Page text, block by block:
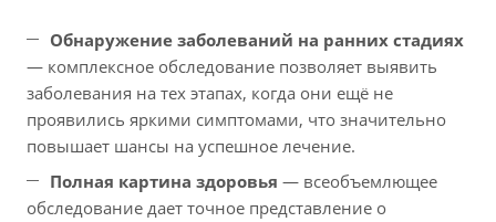
Обнаружение заболеваний на ранних стадиях
— комплексное обследование позволяет выявить
заболевания на тех этапах, когда они ещё не
проявились яркими симптомами, что значительно
повышает шансы на успешное лечение.
Полная картина здоровья — всеобъемлющее
обследование дает точное представление о